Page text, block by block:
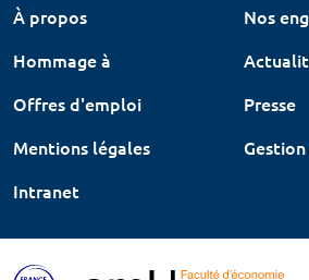
À propos
Nos
Hommage à
Offres d'emploi
Presse
Mentions légales
Intranet